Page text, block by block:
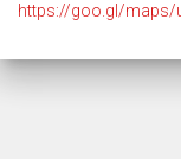
https://goo.gl/maps/